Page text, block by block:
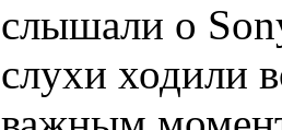
слышали о
слухи ходили